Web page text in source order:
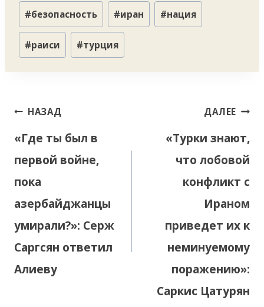
#безопасность #иран #нация
#раиси #турция
Навигация
записям
НАЗАД
«Где ты был в
первой войне,
пока
азербайджанцы
умирали?»: Серж
Саргсян ответил
Алиеву
ДАЛЕЕ
«Турки знают,
что лобовой
конфликт с
Ираном
приведет их к
неминуемому
поражению»:
Саркис Цатурян